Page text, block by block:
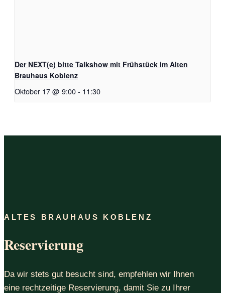
Der NEXT(e) bitte Talkshow mit Frühstück im Alten
Brauhaus Koblenz
Oktober 17 @ 9:00- 11:30
ALTES BRAUHAUS KOBLENZ
Reservierung
Da wir stets gut besucht sind, empfehlen wir Ihnen
eine rechtzeitige Reservierung, damit Sie zu Ihrer